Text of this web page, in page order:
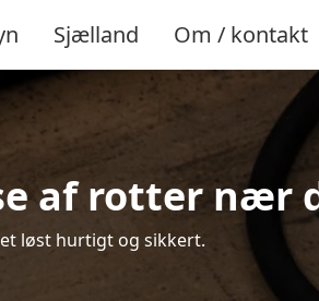
Sjælland Om / kontakt
af rotter nær
løst hurtigt og sikkert.